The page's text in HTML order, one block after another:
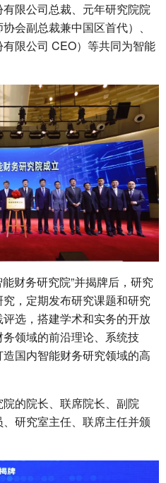
限公司总裁、元年研究院院
会副总裁兼中国区首代）、
限公司 CEO）等共同为智能
财务研究院”并揭牌后，研究
，定期发布研究课题和研究
选，搭建学术和实务的开放
领域的前沿理论、系统技
国内智能财务研究领域的高
的院长、联席院长、副院
研究室主任、联席主任并颁